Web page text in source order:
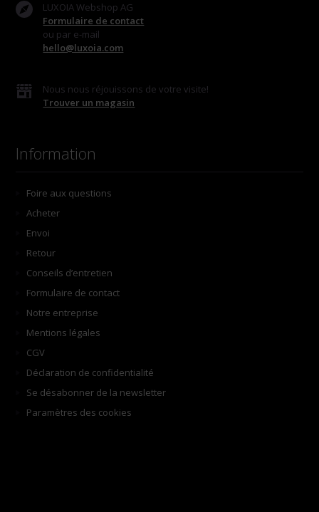
LUXOIA Webshop AG
Formulaire de contact
ou par e-mail
hello@luxoia.com
Nous nous réjouissons de votre visite!
Trouver un magasin
Information
Foire aux questions
Acheter
Envoi
Retour
Conseils d’entretien
Formulaire de contact
Notre entreprise
Mentions légales
CGV
Déclaration de confidentialité
Se désabonner de la newsletter
Paramètres des cookies